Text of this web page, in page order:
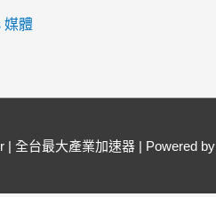
媒體
| 全台最大產業加速器| Powered by